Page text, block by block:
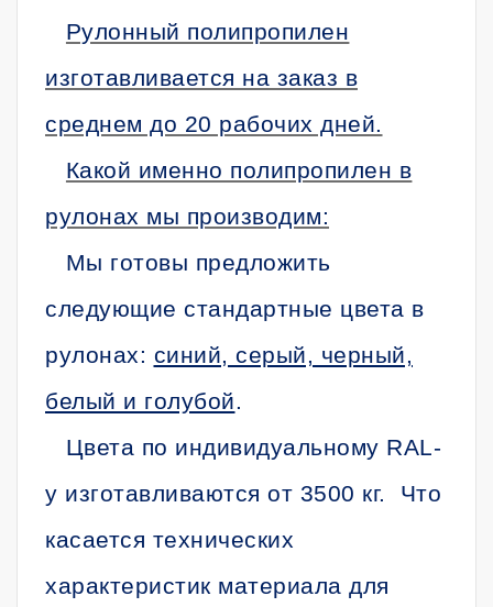
Рулонный полипропилен
изготавливается на заказ в
среднем до 20 рабочих дней.
Какой именно полипропилен в
рулонах мы производим:
Мы готовы предложить
следующие стандартные цвета в
рулонах: синий, серый, черный,
белый и голубой.
Цвета по индивидуальному RAL-
у изготавливаются от 3500 кг. Что
касается технических
характеристик материала для